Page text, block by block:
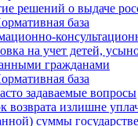
решений о выдаче
база
на учет детей,
гражданами
база
задаваемые вопросы
возврата излишне
суммы